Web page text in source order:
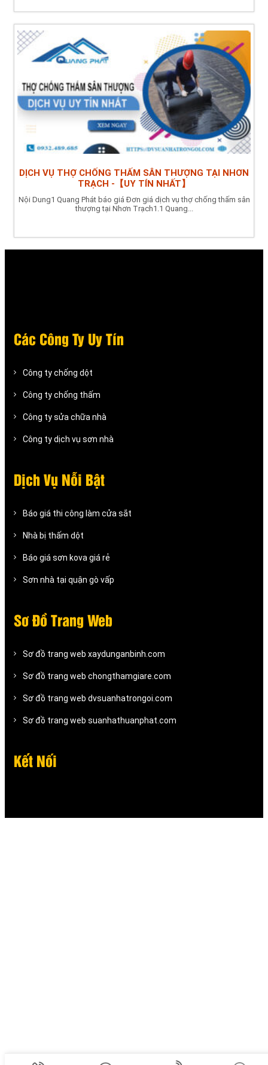
DỊCH VỤ THỢ CHỐNG THẤM SÂN THƯỢNG TẠI NHƠN
TRẠCH -【UY TÍN NHẤT】
Nội Dung1 Quang Phát báo giá Đơn giá dịch vụ thợ chống thấm sân
thượng tại Nhơn Trạch1.1 Quang...
Các Công Ty Uy Tín
Công ty chống dột
Công ty chống thấm
Công ty sửa chữa nhà
Công ty dịch vụ sơn nhà
Dịch Vụ Nỗi Bật
Báo giá thi công làm cửa sắt
Nhà bị thấm dột
Báo giá sơn kova giá rẻ
Sơn nhà tại quận gò vấp
Sơ Đồ Trang Web
Sơ đồ trang web xaydunganbinh.com
Sơ đồ trang web chongthamgiare.com
Sơ đồ trang web dvsuanhatrongoi.com
Sơ đồ trang web suanhathuanphat.com
Kết Nối